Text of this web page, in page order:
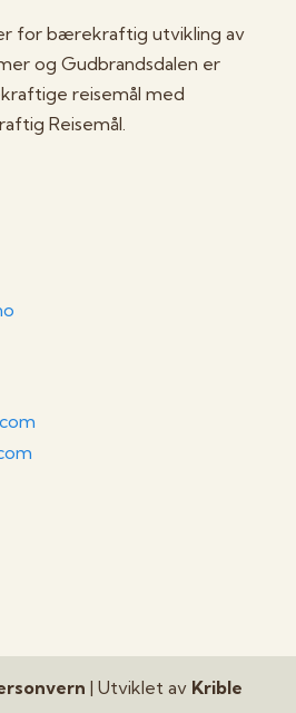
for bærekraftig utvikling av
og Gudbrandsdalen er
reisemål med
Reisemål.
| Utviklet av Krible